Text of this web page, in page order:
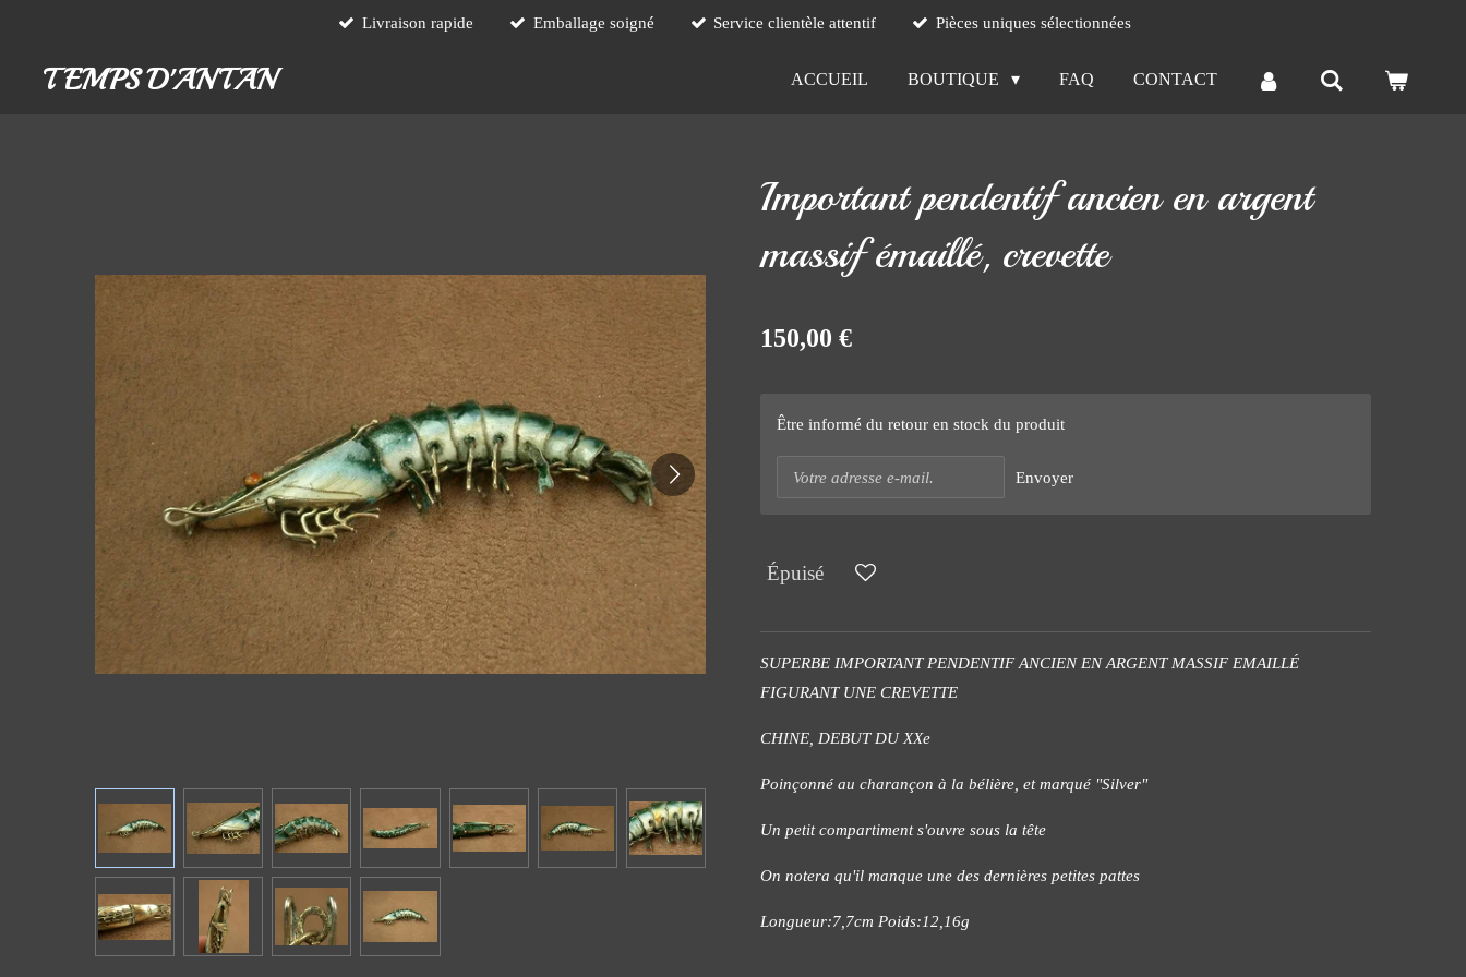
contenu
Livraison rapide Emballage soigné Service clientèle attentif Pièces uniques sélectionnées
TEMPS D'ANTAN ACCUEIL BOUTIQUE FAQ CONTACT
Important pendentif ancien en argent
massif émaillé, crevette
150,00 €
Être informé du retour en stock du produit
Envoyer
Épuisé
SUPERBE IMPORTANT PENDENTIF ANCIEN EN ARGENT MASSIF EMAILLÉ
FIGURANT UNE CREVETTE
CHINE, DEBUT DU XXe
Poinçonné au charançon à la bélière, et marqué "Silver"
Un petit compartiment s'ouvre sous la tête
On notera qu'il manque une des dernières petites pattes
Longueur:7,7cm Poids:12,16g